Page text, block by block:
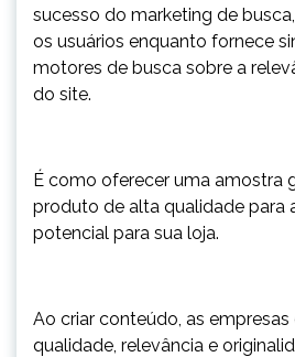
sucesso do marketing de
os usuários enquanto fornece
motores de busca sobre a
do site.
É como oferecer uma amostra
produto de alta qualidade para
potencial para sua loja.
Ao criar conteúdo, as
qualidade, relevância e